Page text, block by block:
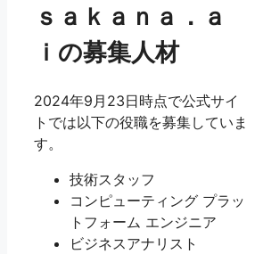
ｓａｋａｎａ．ａ
ｉの募集人材
2024年9月23日時点で公式サイ
トでは以下の役職を募集していま
す。
技術スタッフ
コンピューティング プラッ
トフォーム エンジニア
ビジネスアナリスト